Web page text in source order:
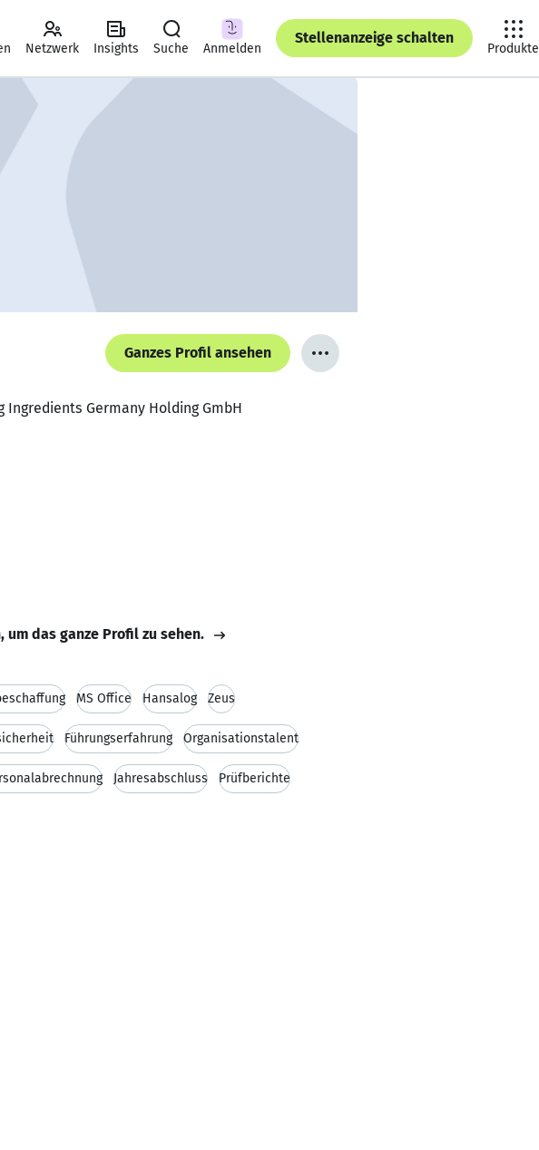
Netzwerk Insights Suche Anmelden
Stellenanzeige schalten
Produkte
Ganzes Profil ansehen
Germany Holding GmbH
um das ganze Profil zu sehen.
MS Office Hansalog Zeus
Führungserfahrung Organisationstalent
Jahresabschluss Prüfberichte